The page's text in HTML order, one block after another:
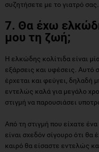
συζητήσετε με το γιατρό σας.
7. Θα έχω
μου τη ζωή;
Η ελκώδης κολίτιδα είναι
εξάρσεις και υφέσεις. Αυτό
έρχεται και φεύγει, δηλαδή
εντελώς καλά για μεγάλο
στιγμή να παρουσιάσει
Από τη στιγμή που είχατε
είναι σχεδόν σίγουρο ότι θα
καιρό θα είσαστε εντελώς